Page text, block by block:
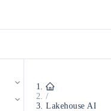
/
Lakehouse AI